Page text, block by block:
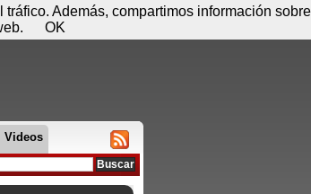
Videos
Registrar Conectar
Además, compartimos información sobre
OK